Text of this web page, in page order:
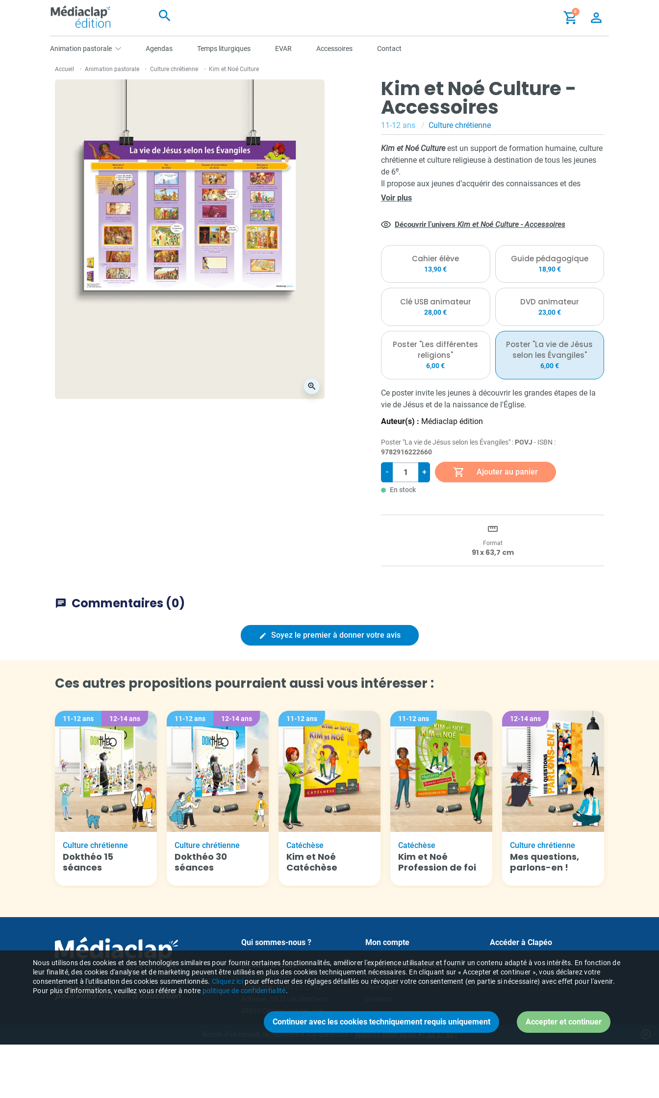
search shopping_cart
0 person_outline
Animation pastorale Agendas Temps liturgiques EVAR Accessoires Contact
Accueil Animation pastorale Culture chrétienne Kim et Noé Culture
zoom_in
Kim et Noé Culture -
Accessoires
11-12 ans Culture chrétienne
Kim et Noé Culture est un support de formation humaine, culture
chrétienne et culture religieuse à destination de tous les jeunes
de 6e.
Il propose aux jeunes d’acquérir des connaissances et des
compétences en étant acteurs de leur quête de sens autour de
« pourquoi agir pour les autres ? », « Comment prient les
croyants des autres religions »,…
Voir plus
Découvrir l’univers Kim et Noé Culture - Accessoires
Cahier élève
13,90 €
Guide pédagogique
18,90 €
Clé USB animateur
28,00 €
DVD animateur
23,00 €
Poster "Les différentes
religions"
6,00 €
Poster "La vie de Jésus
selon les Évangiles"
6,00 €
Ce poster invite les jeunes à découvrir les grandes étapes de la
vie de Jésus et de la naissance de l'Église.
Auteur(s) : Médiaclap édition
Poster "La vie de Jésus selon les Évangiles" : POVJ - ISBN :
9782916222660
- + shopping_cart Ajouter au panier
En stock
straighten
Format
91 x 63,7 cm
chat Commentaires (0)
edit Soyez le premier à donner votre avis
Ces autres propositions pourraient aussi vous intéresser :
11-12 ans 12-14 ans
Culture chrétienne
Dokthéo 15
séances
11-12 ans 12-14 ans
Culture chrétienne
Dokthéo 30
séances
11-12 ans
Catéchèse
Kim et Noé
Catéchèse
11-12 ans
Catéchèse
Kim et Noé
Profession de foi
12-14 ans
Culture chrétienne
Mes questions,
parlons-en !
À vos côtés
pour votre mission d'éducation
Qui sommes-nous ? Mon compte Accéder à Clapéo
Besoin d'aide ?
Contactez-nous
Téléphone : 02 41 53 27 62
49350 Gennes-Val-de-Loire
Questions fréquentes
Commande
Paiement
Besoin d'un conseil, de réponses à vos questions ?Appelez-nous au 02 41 53 27 62 !
Nous utilisons des cookies et des technologies similaires pour fournir certaines fonctionnalités, améliorer l'expérience utilisateur et fournir un contenu adapté à vos intérêts. En fonction de
leur finalité, des cookies d'analyse et de marketing peuvent être utilisés en plus des cookies techniquement nécessaires. En cliquant sur « Accepter et continuer », vous déclarez votre
consentement à l'utilisation des cookies susmentionnés. Cliquez icipour effectuer des réglages détaillés ou révoquer votre consentement (en partie si nécessaire) avec effet pour l'avenir.
Pour plus d'informations, veuillez vous référer à notre politique de confidentialité.